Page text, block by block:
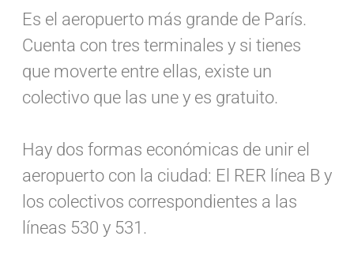
Es el aeropuerto más grande de París.
Cuenta con tres terminales y si tienes
que moverte entre ellas, existe un
colectivo que las une y es gratuito.
Hay dos formas económicas de unir el
aeropuerto con la ciudad: El RER línea B y
los colectivos correspondientes a las
líneas 530 y 531.